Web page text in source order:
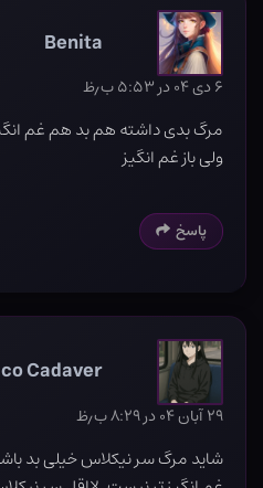
Benita
۶ دی ۰۴ در ۵:۵۳ ب٫ظ
مرگ بدی داشته هم بد هم غم
ولی باز غم انگیز
پاسخ
Cadaver
۲۹ آبان ۰۴ در ۸:۲۹ ب٫ظ
شاید مرگ سر نیکلاس خیلی بد